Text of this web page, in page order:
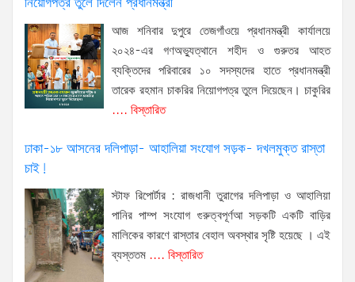
আজ শনিবার দুপুরে তেজগাঁওয়ে প্রধানমন্ত্রী কার্যালয়ে
২০২৪-এর গণঅভ্যুত্থানে শহীদ ও গুরুতর আহত
ব্যক্তিদের পরিবারের ১০ সদস্যদের হাতে প্রধানমন্ত্রী
তারেক রহমান চাকরির নিয়োগপত্র তুলে দিয়েছেন। চাকুরির
.... বিস্তারিত
ঢাকা-১৮ আসনের দলিপাড়া- আহালিয়া সংযোগ সড়ক- দখলমুক্ত রাস্তা
চাই!
স্টাফ রিপোর্টার : রাজধানী তুরাগের দলিপাড়া ও আহালিয়া
পানির পাম্প সংযোগ গুরুত্বপূর্ণআ সড়কটি একটি বাড়ির
মালিকের কারণে রাস্তার বেহাল অবস্থার সৃষ্টি হয়েছে । এই
ব্যস্ততম .... বিস্তারিত